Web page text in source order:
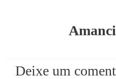
Deixe um